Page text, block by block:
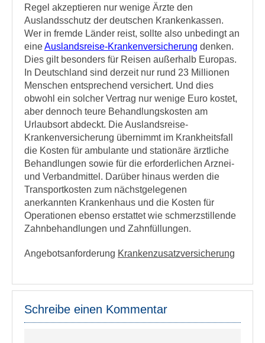
Regel akzeptieren nur wenige Ärzte den
Auslandsschutz der deutschen Krankenkassen.
Wer in fremde Länder reist, sollte also unbedingt an
eineAuslandsreise-Krankenversicherung denken.
Dies gilt besonders für Reisen außerhalb Europas.
In Deutschland sind derzeit nur rund 23 Millionen
Menschen entsprechend versichert. Und dies
obwohl ein solcher Vertrag nur wenige Euro kostet,
aber dennoch teure Behandlungskosten am
Urlaubsort abdeckt. Die Auslandsreise-
Krankenversicherung übernimmt im Krankheitsfall
die Kosten für ambulante und stationäre ärztliche
Behandlungen sowie für die erforderlichen Arznei-
und Verbandmittel. Darüber hinaus werden die
Transportkosten zum nächstgelegenen
anerkannten Krankenhaus und die Kosten für
Operationen ebenso erstattet wie schmerzstillende
Zahnbehandlungen und Zahnfüllungen.
Angebotsanforderung Krankenzusatzversicherung
Schreibe einen Kommentar